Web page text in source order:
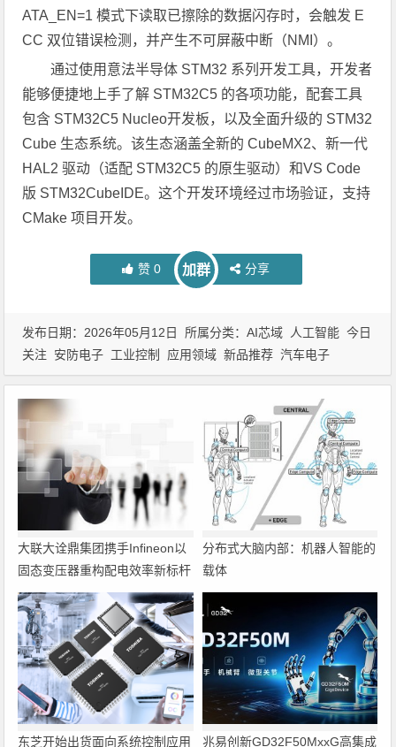
ATA_EN=1 模式下读取已擦除的数据闪存时，会触发 E
CC 双位错误检测，并产生不可屏蔽中断（NMI）。
通过使用意法半导体 STM32 系列开发工具，开发者
能够便捷地上手了解 STM32C5 的各项功能，配套工具
包含 STM32C5 Nucleo开发板，以及全面升级的 STM32
Cube 生态系统。该生态涵盖全新的 CubeMX2、新一代
HAL2 驱动（适配 STM32C5 的原生驱动）和VS Code
版 STM32CubeIDE。这个开发环境经过市场验证，支持
CMake 项目开发。
赞 0 加群 分享
发布日期：2026年05月12日 所属分类：AI芯域 人工智能 今日
关注
安防电子 工业控制 应用领域 新品推荐 汽车电子
大联大诠鼎集团携手Infineon以
固态变压器重构配电效率新标杆
分布式大脑内部：机器人智能的
载体
东芝开始出货面向系统控制应用 兆易创新GD32F50MxxG高集成